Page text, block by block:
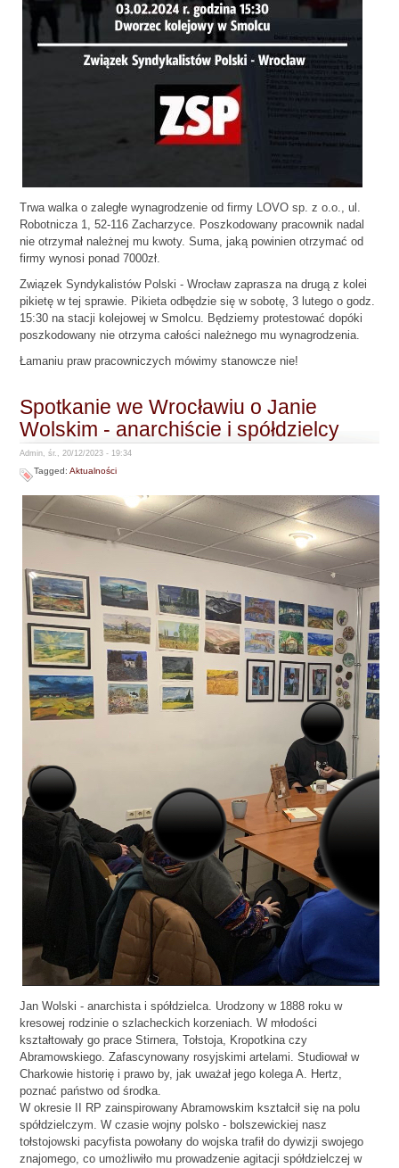
Trwa walka o zaległe wynagrodzenie od firmy LOVO sp. z o.o., ul.
Robotnicza 1, 52-116 Zacharzyce. Poszkodowany pracownik nadal
nie otrzymał należnej mu kwoty. Suma, jaką powinien otrzymać od
firmy wynosi ponad 7000zł.
Związek Syndykalistów Polski - Wrocław zaprasza na drugą z kolei
pikietę w tej sprawie. Pikieta odbędzie się w sobotę, 3 lutego o godz.
15:30 na stacji kolejowej w Smolcu. Będziemy protestować dopóki
poszkodowany nie otrzyma całości należnego mu wynagrodzenia.
Łamaniu praw pracowniczych mówimy stanowcze nie!
Spotkanie we Wrocławiu o Janie
Wolskim - anarchiście i spółdzielcy
Admin, śr., 20/12/2023 - 19:34
Tagged:Aktualności
Jan Wolski - anarchista i spółdzielca. Urodzony w 1888 roku w
kresowej rodzinie o szlacheckich korzeniach. W młodości
kształtowały go prace Stirnera, Tołstoja, Kropotkina czy
Abramowskiego. Zafascynowany rosyjskimi artelami. Studiował w
Charkowie historię i prawo by, jak uważał jego kolega A. Hertz,
poznać państwo od środka.
W okresie II RP zainspirowany Abramowskim kształcił się na polu
spółdzielczym. W czasie wojny polsko - bolszewickiej nasz
tołstojowski pacyfista powołany do wojska trafił do dywizji swojego
znajomego, co umożliwiło mu prowadzenie agitacji spółdzielczej w